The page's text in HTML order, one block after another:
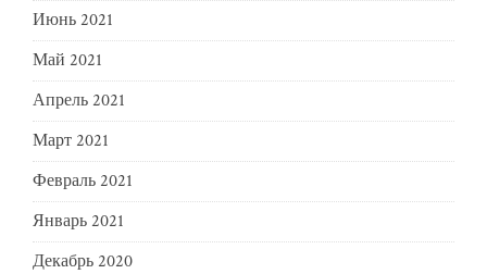
Июнь 2021
Май 2021
Апрель 2021
Март 2021
Февраль 2021
Январь 2021
Декабрь 2020